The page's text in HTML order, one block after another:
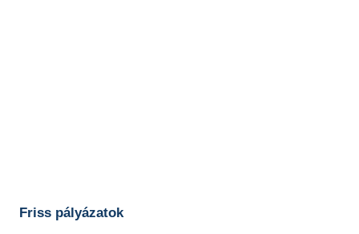
Friss pályázatok